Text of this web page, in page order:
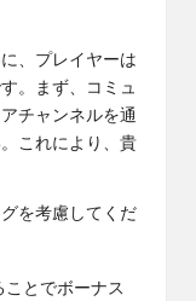
、プレイヤーは
。まず、コミュ
チャンネルを通
これにより、貴
を考慮してくだ
とでボーナス